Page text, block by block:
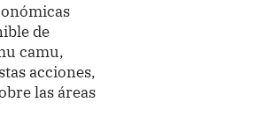
de
camu,
acciones,
las áreas